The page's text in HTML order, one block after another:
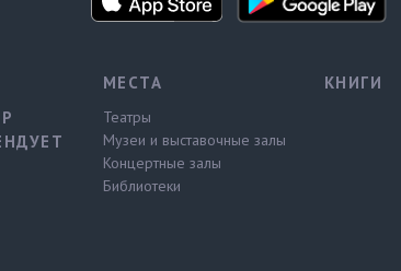
МЕСТА
Театры
Музеи и выставочные залы
Концертные залы
Библиотеки
КНИГИ